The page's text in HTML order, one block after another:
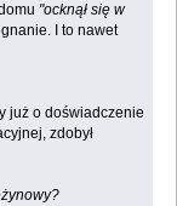
"ocknął się w
I to nawet
już o doświadczenie
zdobył